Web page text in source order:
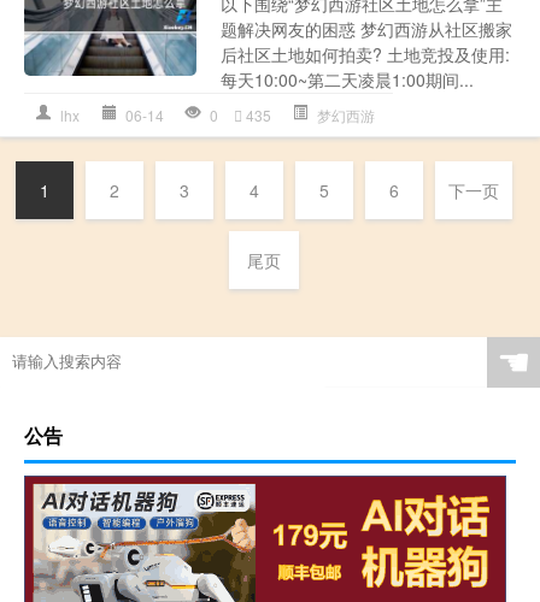
题解决网友的困惑 梦幻西游从社区搬家
后社区土地如何拍卖? 土地竞投及使用:
每天10:00~第二天凌晨1:00期间...
lhx 06-14 0 435 梦幻西游
1 2 3 4 5 6 下一页
尾页
☚
公告